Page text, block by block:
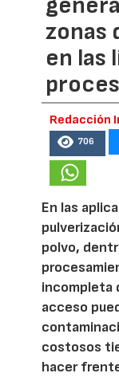
zonas
en las
Redacción
706
En las
polvo,
incompleta
acceso
costosos
hacer